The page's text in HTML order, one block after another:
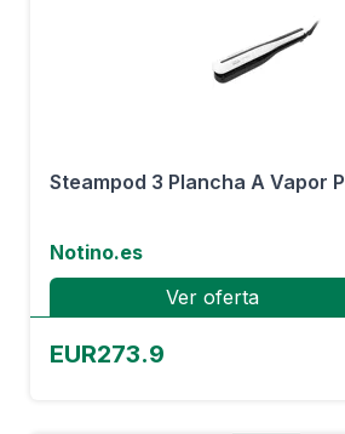
Steampod 3 Plancha A Vapor
Notino.es
Ver oferta
EUR273.9